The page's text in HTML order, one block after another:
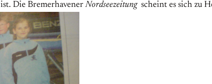
ist. Die Bremerhavener Nordseezeitungscheint es sich zu